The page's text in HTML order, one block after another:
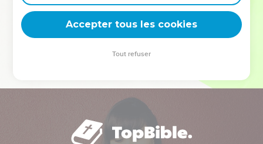
deviennent vos tremplins. Que vous guidiez un ministère, une
équipe, un groupe ou une famille, leur expérience est faite
Accepter tous les cookies
Tout refuser